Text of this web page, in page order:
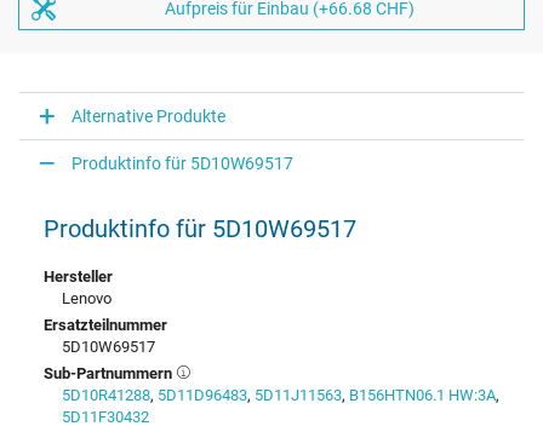
Aufpreis für Einbau (+66.68 CHF)
Alternative Produkte
Produktinfo für 5D10W69517
Produktinfo für 5D10W69517
Hersteller
Lenovo
Ersatzteilnummer
5D10W69517
Sub-Partnummern
5D10R41288, 5D11D96483, 5D11J11563, B156HTN06.1 HW:3A,
5D11F30432